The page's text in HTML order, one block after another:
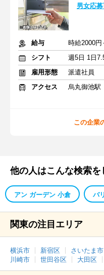
男女応
給与
時給2000
シフト
週5日 1日
雇用形態
派遣社員
アクセス
烏丸御池駅
この企業
他の人はこんな検索を
アン ガーデン 小倉 バ
関東の注目エリア
横浜市 新宿区 さいたま市
川崎市
世田谷区 大田区